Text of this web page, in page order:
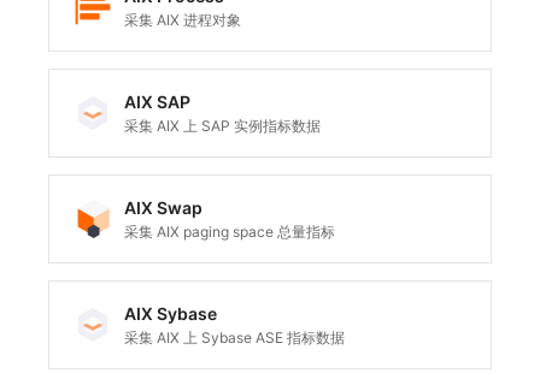
采集 AIX 进程对象
AIX SAP
采集 AIX 上 SAP 实例指标数据
AIX Swap
采集 AIX paging space 总量指标
AIX Sybase
采集 AIX 上 Sybase ASE 指标数据